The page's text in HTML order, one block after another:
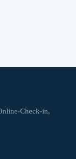
Check-in,